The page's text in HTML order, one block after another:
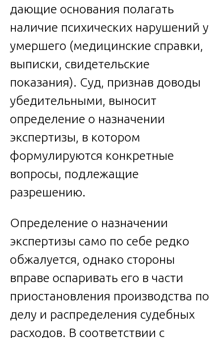
дающие основания полагать
наличие психических нарушений у
умершего (медицинские справки,
выписки, свидетельские
показания). Суд, признав доводы
убедительными, выносит
определение о назначении
экспертизы, в котором
формулируются конкретные
вопросы, подлежащие
разрешению.
Определение о назначении
экспертизы само по себе редко
обжалуется, однако стороны
вправе оспаривать его в части
приостановления производства по
делу и распределения судебных
расходов. В соответствии с